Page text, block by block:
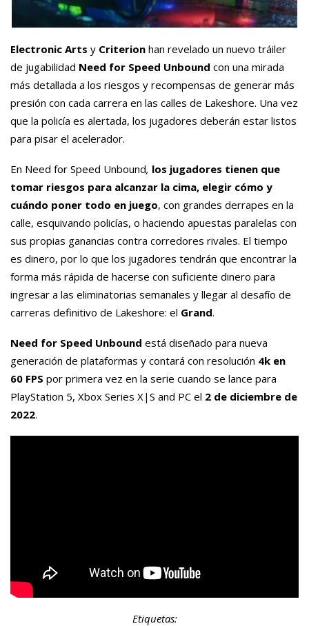
Electronic Arts y Criterion han revelado un nuevo tráiler
de jugabilidad Need for Speed Unbound con una mirada
más detallada a los riesgos y recompensas de generar más
presión con cada carrera en las calles de Lakeshore. Una vez
que la policía es alertada, los jugadores deberán estar listos
para pisar el acelerador.
En Need for Speed Unbound, los jugadores tienen que
tomar riesgos para alcanzar la cima, elegir cómo y
cuándo poner todo en juego, con grandes derrapes en la
calle, esquivando policías, o haciendo apuestas paralelas con
sus propias ganancias contra corredores rivales. El tiempo
es dinero, por lo que los jugadores tendrán que encontrar la
forma más rápida de hacerse con suficiente dinero para
ingresar a las eliminatorias semanales y llegar al desafío de
carreras definitivo de Lakeshore: el Grand.
Need for Speed Unbound está diseñado para nueva
generación de plataformas y contará con resolución 4k en
60 FPS por primera vez en la serie cuando se lance para
PlayStation 5, Xbox Series X|S and PC el 2 de diciembre de
2022.
Etiquetas: